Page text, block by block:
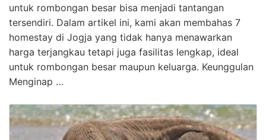
untuk rombongan besar bisa menjadi tantangan
tersendiri. Dalam artikel ini, kami akan membahas 7
homestay di Jogja yang tidak hanya menawarkan
harga terjangkau tetapi juga fasilitas lengkap, ideal
untuk rombongan besar maupun keluarga. Keunggulan
Menginap …